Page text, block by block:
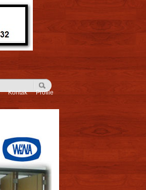
Kontak Profile